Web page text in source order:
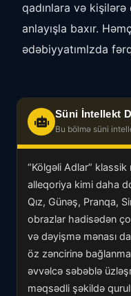
qadınlara və
anlayışla baxır.
ədəbiyyatımlzda
Süni İntellekt
Bu bölmə süni
“Kölgəli Adlar”
alleqoriya kimi daha
Qız, Günəş, Pranqa,
obrazlar hadisədən
və dəyişmə mənası
öz zəncirinə
əvvəlcə səbəblə
məqsədli şəkildə